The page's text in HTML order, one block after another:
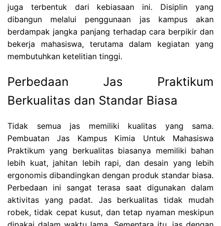
juga terbentuk dari kebiasaan ini. Disiplin yang
dibangun melalui penggunaan jas kampus akan
berdampak jangka panjang terhadap cara berpikir dan
bekerja mahasiswa, terutama dalam kegiatan yang
membutuhkan ketelitian tinggi.
Perbedaan Jas Praktikum
Berkualitas dan Standar Biasa
Tidak semua jas memiliki kualitas yang sama.
Pembuatan Jas Kampus Kimia Untuk Mahasiswa
Praktikum yang berkualitas biasanya memiliki bahan
lebih kuat, jahitan lebih rapi, dan desain yang lebih
ergonomis dibandingkan dengan produk standar biasa.
Perbedaan ini sangat terasa saat digunakan dalam
aktivitas yang padat. Jas berkualitas tidak mudah
robek, tidak cepat kusut, dan tetap nyaman meskipun